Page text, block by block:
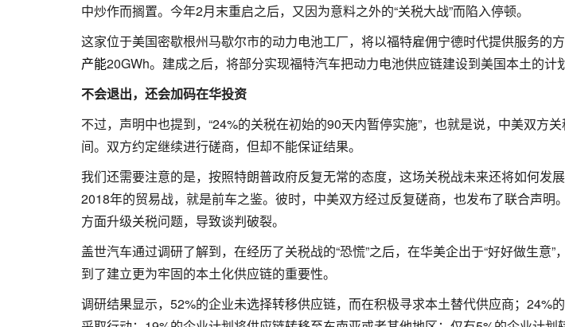
中炒作而搁置。今年2月末重启之后，又因为意料之外的“关税大战”而陷入停顿。
这家位于美国密歇根州马歇尔市的动力电池工厂，将以福特雇佣宁德时代提供服务的
产能20GWh。建成之后，将部分实现福特汽车把动力电池供应链建设到美国本土的计
不会退出，还会加码在华投资
不过，声明中也提到，“24%的关税在初始的90天内暂停实施”，也就是说，中美双方
间。双方约定继续进行磋商，但却不能保证结果。
我们还需要注意的是，按照特朗普政府反复无常的态度，这场关税战未来还将如何发
2018年的贸易战，就是前车之鉴。彼时，中美双方经过反复磋商，也发布了联合声明
方面升级关税问题，导致谈判破裂。
盖世汽车通过调研了解到，在经历了关税战的“恐慌”之后，在华美企出于“好好做生意
到了建立更为牢固的本土化供应链的重要性。
调研结果显示，52%的企业未选择转移供应链，而在积极寻求本土替代供应商；24%